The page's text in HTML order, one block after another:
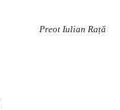
Preot Iulian Rață